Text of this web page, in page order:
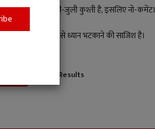
पक्ष-विपक्ष की मिली-जुली कुश्ती है, इसलिए नो-कमेंट।
यह जनहित के मुद्दों से ध्यान भटकाने की साजिश है।
View Results